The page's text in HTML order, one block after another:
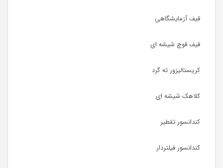
قیف آزمایشگاهی
قیف قوچ شیشه ای
کریستالیزور ته گرد
کلاهک شیشه ای
کندانسور تقطیر
کندانسور فیلتردار